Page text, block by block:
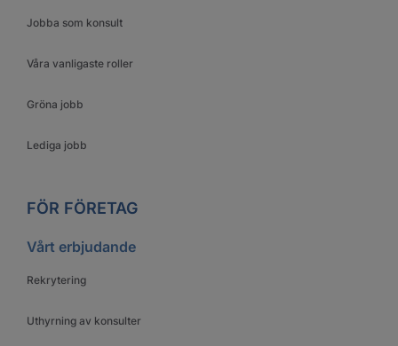
Jobba som konsult
Våra vanligaste roller
Gröna jobb
Lediga jobb
FÖR FÖRETAG
Vårt erbjudande
Rekrytering
Uthyrning av konsulter